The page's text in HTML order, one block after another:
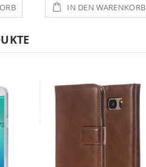
IN DEN WARENKORB